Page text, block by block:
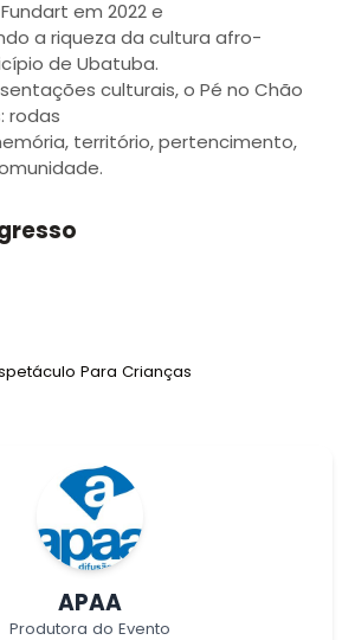
em 2022 e
a riqueza da cultura afro-
de Ubatuba.
culturais, o Pé no Chão
rodas
território, pertencimento,
: Para Crianças
APAA
Produtora do Evento